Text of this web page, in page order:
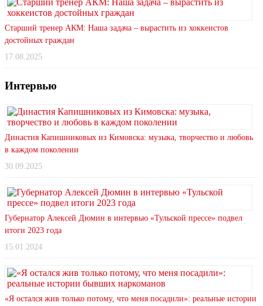
Старший тренер АКМ: Наша задача – вырастить из хоккеистов
достойных граждан
17.08.2025
Интервью
Династия Капишниковых из Кимовска: музыка, творчество и любовь
в каждом поколении
30.09.2025
Губернатор Алексей Дюмин в интервью «Тульской прессе» подвел
итоги 2023 года
15.01.2024
«Я остался жив только потому, что меня посадили»: реальные истории